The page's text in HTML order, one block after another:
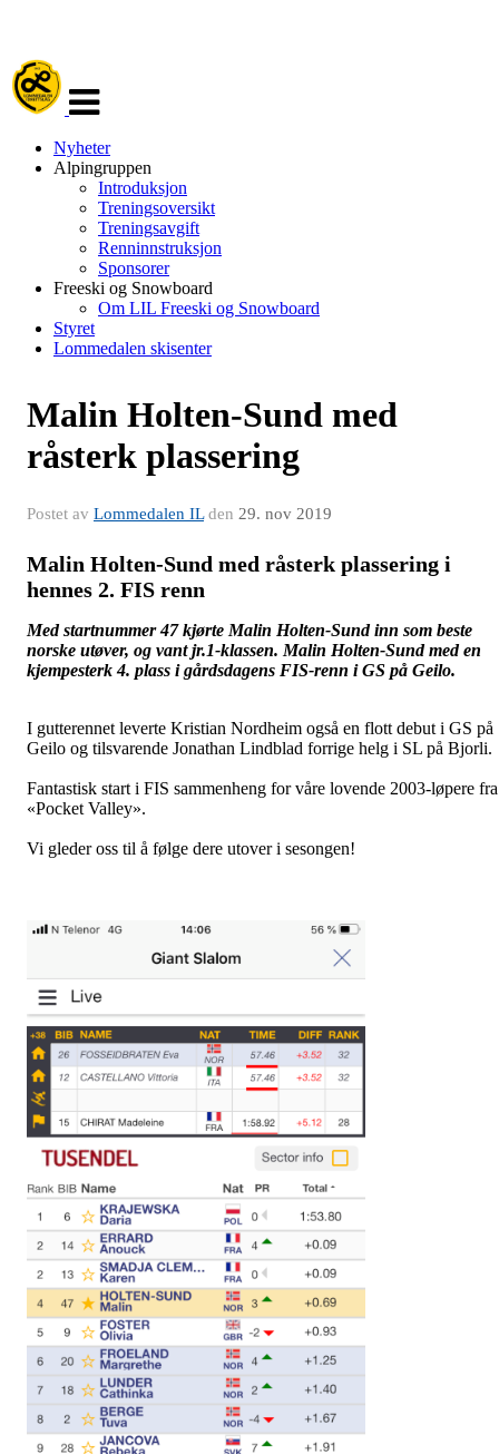
navigasjon
Nyheter
Alpingruppen
Introduksjon
Treningsoversikt
Treningsavgift
Renninnstruksjon
Sponsorer
Freeski og Snowboard
Om LIL Freeski og Snowboard
Styret
Lommedalen skisenter
Malin Holten-Sund med
råsterk plassering
Postet av Lommedalen ILden 29. nov 2019
Malin Holten-Sund med råsterk plassering i
hennes 2. FIS renn
Med startnummer 47 kjørte Malin Holten-Sund inn som beste
norske utøver, og vant jr.1-klassen. Malin Holten-Sund med en
kjempesterk 4. plass i gårdsdagens FIS-renn i GS på Geilo.
I gutterennet leverte Kristian Nordheim også en flott debut i GS på
Geilo og tilsvarende Jonathan Lindblad forrige helg i SL på Bjorli.
Fantastisk start i FIS sammenheng for våre lovende 2003-løpere fra
«Pocket Valley».
Vi gleder oss til å følge dere utover i sesongen!